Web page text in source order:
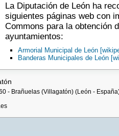
La Diputación de León ha
siguientes páginas web con
Commons para la obtención
ayuntamientos:
Armorial Municipal de León
Banderas Municipales de León
- Brañuelas (Villagatón) (León -